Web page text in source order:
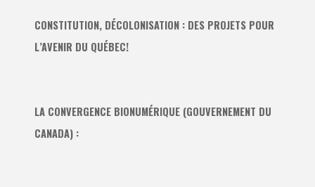
CONSTITUTION, DÉCOLONISATION : DES PROJETS POUR
L’AVENIR DU QUÉBEC!
LA CONVERGENCE BIONUMÉRIQUE (GOUVERNEMENT DU
CANADA) :